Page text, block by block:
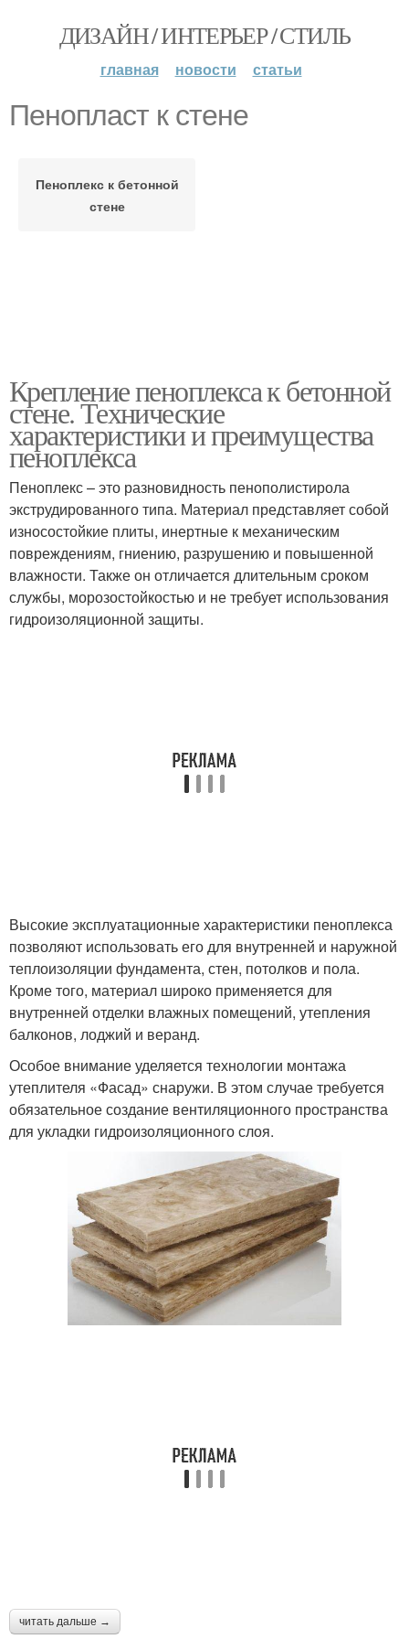
ДИЗАЙН / ИНТЕРЬЕР / СТИЛЬ
главная новости статьи
Пенопласт к стене
Пеноплекс к бетонной
стене
Крепление пеноплекса к бетонной
стене. Технические
характеристики и преимущества
пеноплекса
Пеноплекс – это разновидность пенополистирола
экструдированного типа. Материал представляет собой
износостойкие плиты, инертные к механическим
повреждениям, гниению, разрушению и повышенной
влажности. Также он отличается длительным сроком
службы, морозостойкостью и не требует использования
гидроизоляционной защиты.
Высокие эксплуатационные характеристики пеноплекса
позволяют использовать его для внутренней и наружной
теплоизоляции фундамента, стен, потолков и пола.
Кроме того, материал широко применяется для
внутренней отделки влажных помещений, утепления
балконов, лоджий и веранд.
Особое внимание уделяется технологии монтажа
утеплителя «Фасад» снаружи. В этом случае требуется
обязательное создание вентиляционного пространства
для укладки гидроизоляционного слоя.
читать дальше →